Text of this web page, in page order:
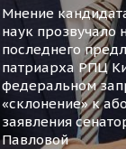
Мнение
наук прозвучало
последнего
патриарха РПЦ
федеральном
«склонение» к
заявления
Павловой